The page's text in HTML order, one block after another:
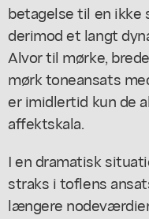
betagelse til en
derimod et langt
Alvor til mørke,
mørk toneansats
er imidlertid kun de
affektskala.
I en dramatisk
straks i toflens
længere